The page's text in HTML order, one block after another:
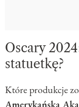
Oscary
statuetkę?
Które produkcje